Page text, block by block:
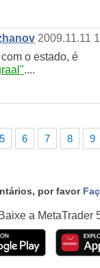
2009.11.11
o estado, é
....
5 6 7 8 9
por favor
Baixe a MetaTrader